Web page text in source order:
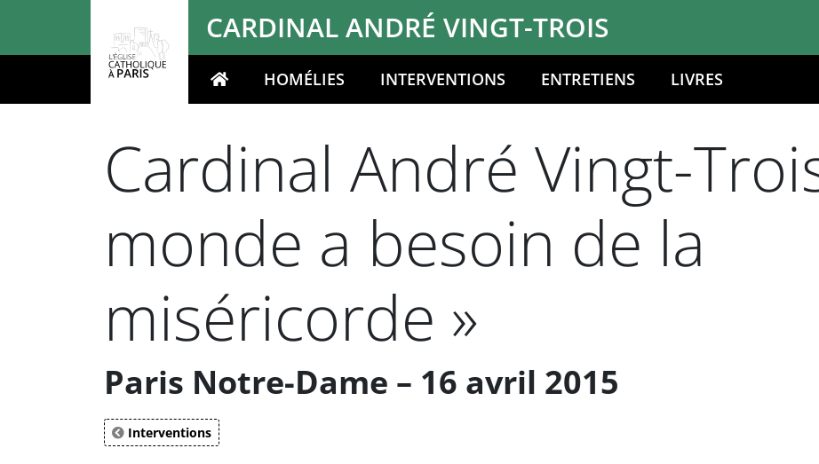
CARDINAL ANDRÉ VINGT-TROIS
Votre rechercheHOMÉLIES INTERVENTIONS ENTRETIENS LIVRES
Cardinal André Vingt-
monde a besoin de la
miséricorde »
Paris Notre-Dame – 16 avril 2015
Interventions